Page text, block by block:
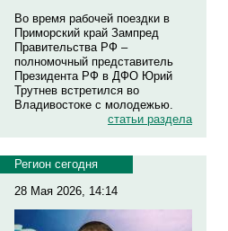
Во время рабочей поездки в
Приморский край Зампред
Правительства РФ –
полномочный представитель
Президента РФ в ДФО Юрий
Трутнев встретился во
Владивостоке с молодежью.
статьи раздела
Регион сегодня
28 Мая 2026, 14:14